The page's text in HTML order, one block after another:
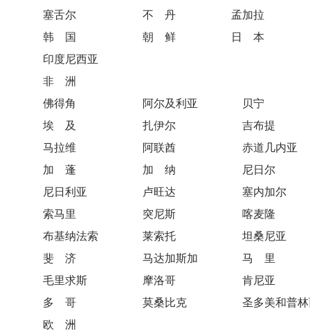
塞舌尔 不 丹 孟加拉
韩 国 朝 鲜 日 本
印度尼西亚
非 洲
佛得角 阿尔及利亚 贝宁
埃 及 扎伊尔 吉布提
马拉维 阿联酋 赤道几内亚
加 蓬 加 纳 尼日尔
尼日利亚 卢旺达 塞内加尔
索马里 突尼斯 喀麦隆
布基纳法索 莱索托 坦桑尼亚
斐 济 马达加斯加 马 里
毛里求斯 摩洛哥 肯尼亚
多 哥 莫桑比克 圣多美和普林
欧 洲